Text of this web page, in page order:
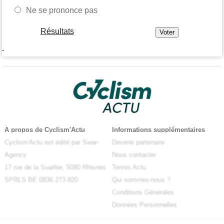
Ne se prononce pas
Résultats
-
A propos de Cyclism'Actu
Cyclism'Actu est édité par Swar-
Agency
17 rue de la Suarlée, 5080 Rhisnes
SPRLS BE 0836.273.820
Informations supplémentaires
Devenir partenaire
Nous contacter
Tennis Actu
Qui sommes-nous ?
Conditions Générales
Données Personnelles